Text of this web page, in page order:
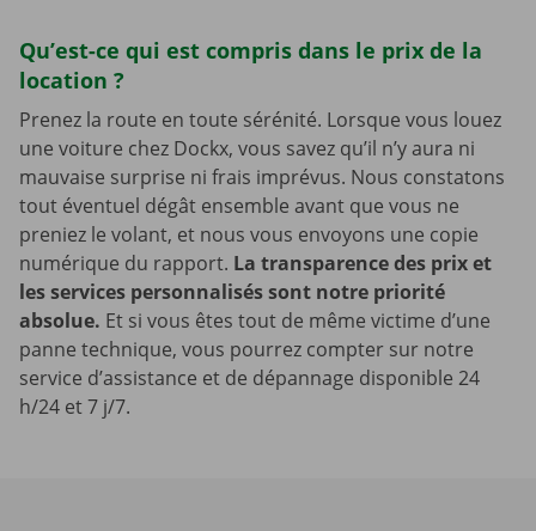
Qu’est-ce qui est compris dans le prix de la
location ?
Prenez la route en toute sérénité. Lorsque vous louez
une voiture chez Dockx, vous savez qu’il n’y aura ni
mauvaise surprise ni frais imprévus. Nous constatons
tout éventuel dégât ensemble avant que vous ne
preniez le volant, et nous vous envoyons une copie
numérique du rapport. La transparence des prix et
les services personnalisés sont notre priorité
absolue. Et si vous êtes tout de même victime d’une
panne technique, vous pourrez compter sur notre
service d’assistance et de dépannage disponible 24
h/24 et 7 j/7.